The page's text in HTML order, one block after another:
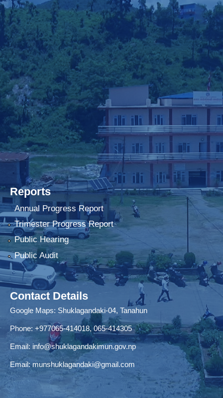
Reports
Annual Progress Report
Trimester Progress Report
Public Hearing
Public Audit
Contact Details
Google Maps: Shuklagandaki-04, Tanahun
Phone: +977065-414018,065-414305
Email: info@shuklagandakimun.gov.np
Email:munshuklagandaki@gmail.com